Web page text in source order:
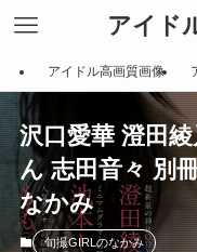
アイド
アイドル高画質画像
沢口愛華 澄田
ん 志田音々 別
なかみ
旬撮GIRLのなかみ